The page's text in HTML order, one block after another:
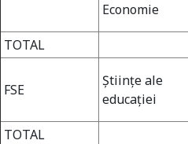
Economie
TOTAL
FSE
Ştiinţe ale
educaţiei
TOTAL